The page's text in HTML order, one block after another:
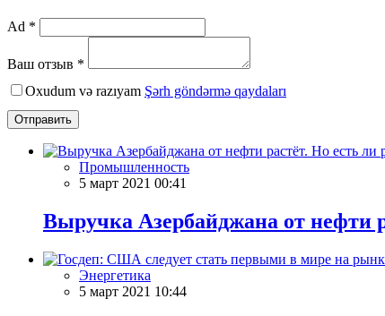
Ad *
Ваш отзыв *
Oxudum və razıyam Şərh göndərmə qaydaları
Отправить
Промышленность
5 март 2021 00:41
Выручка Азербайджана от нефти
Энергетика
5 март 2021 10:44